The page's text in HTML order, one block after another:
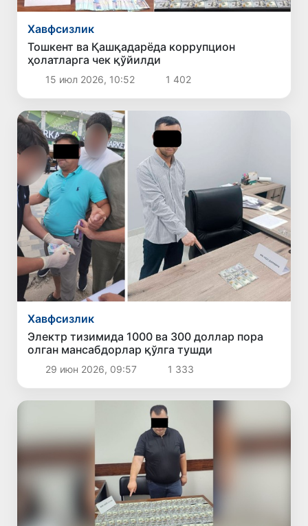
Хавфсизлик
Тошкент ва Қашқадарёда коррупцион
ҳолатларга чек қўйилди
15 июл 2026, 10:52 1 402
Хавфсизлик
Электр тизимида 1000 ва 300 доллар пора
олган мансабдорлар қўлга тушди
29 июн 2026, 09:57 1 333